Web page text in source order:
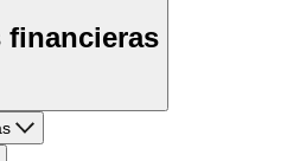
financieras